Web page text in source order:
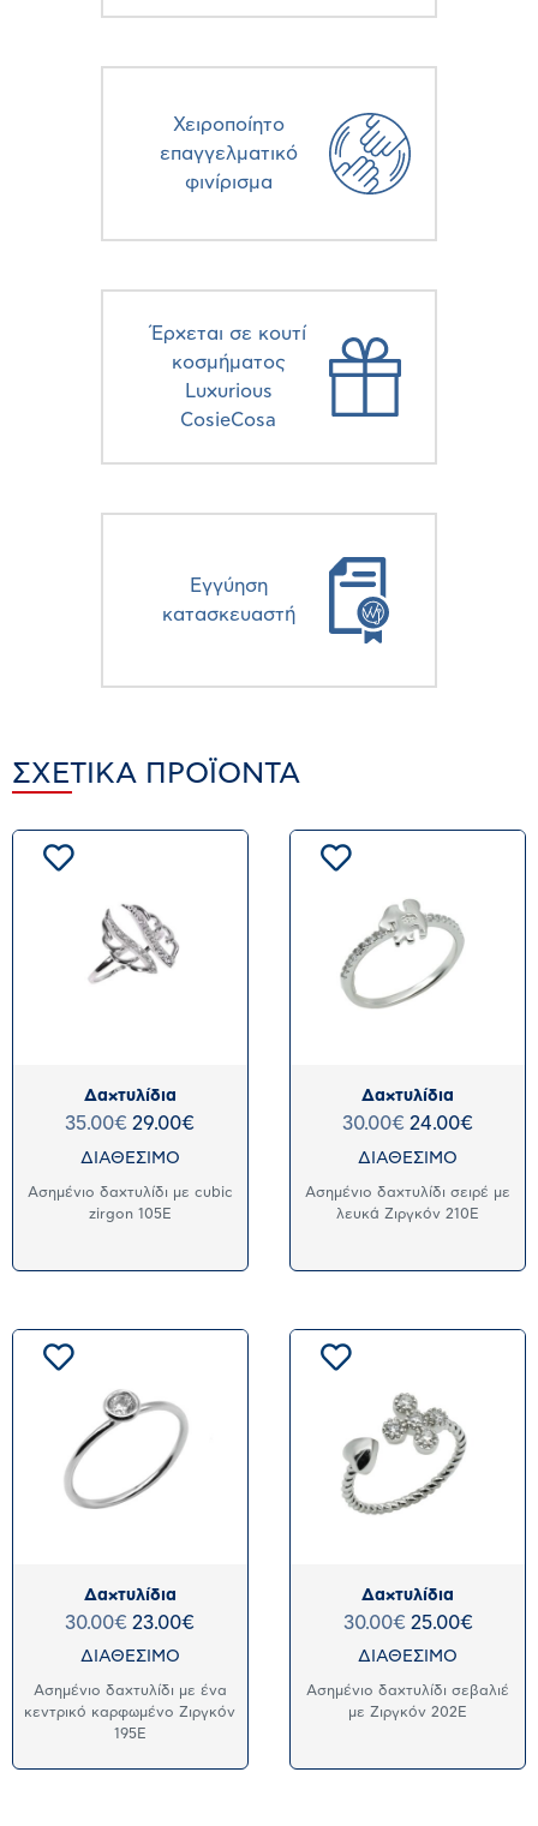
Χειροποίητο
επαγγελματικό
φινίρισμα
Έρχεται σε κουτί
κοσμήματος
Luxurious
CosieCosa
Eγγύηση
κατασκευαστή
ΣΧΕΤΙΚΆ ΠΡΟΪΌΝΤΑ
Δαχτυλίδια
35.00€ 29.00€
ΔΙΑΘΕΣΙΜΟ
Ασημένιο δαχτυλίδι με cubic
zirgon 105E
Δαχτυλίδια
30.00€ 24.00€
ΔΙΑΘΕΣΙΜΟ
Ασημένιο δαχτυλίδι σειρέ με
λευκά Ζιργκόν 210E
Δαχτυλίδια
30.00€ 23.00€
ΔΙΑΘΕΣΙΜΟ
Ασημένιο δαχτυλίδι με ένα
κεντρικό καρφωμένο Ζιργκόν
195E
Δαχτυλίδια
30.00€ 25.00€
ΔΙΑΘΕΣΙΜΟ
Ασημένιο δαχτυλίδι σεβαλιέ
με Ζιργκόν 202E